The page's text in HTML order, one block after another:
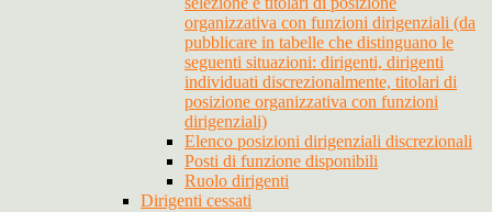
organizzativa con funzioni dirigenziali (da
pubblicare in tabelle che distinguano le
seguenti situazioni: dirigenti, dirigenti
individuati discrezionalmente, titolari di
posizione organizzativa con funzioni
dirigenziali)
Elenco posizioni dirigenziali discrezionali
Posti di funzione disponibili
Ruolo dirigenti
Dirigenti cessati